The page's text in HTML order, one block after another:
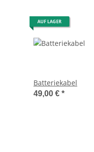
AUF LAGER
Batteriekabel
49,00 € *